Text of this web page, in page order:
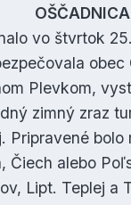
OŠČADNICA
vo štvrtok
Plevkom,
zimný zraz
Pripravené
Čiech alebo
Lipt. Teplej